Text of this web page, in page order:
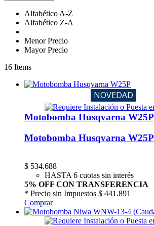
Alfabético A-Z
Alfabético Z-A
Menor Precio
Mayor Precio
16 Items
NOVEDAD
Motobomba Husqvarna W25P
Motobomba Husqvarna W25P
$ 534.688
HASTA 6 cuotas sin interés
5% OFF CON TRANSFERENCIA
* Precio sin Impuestos $ 441.891
Comprar